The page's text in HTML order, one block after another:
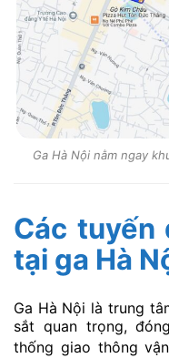
Ga Hà Nội nằm ngay
Các tuyến
tại ga Hà
Ga Hà Nội là trung
sắt quan trọng,
thống giao thông